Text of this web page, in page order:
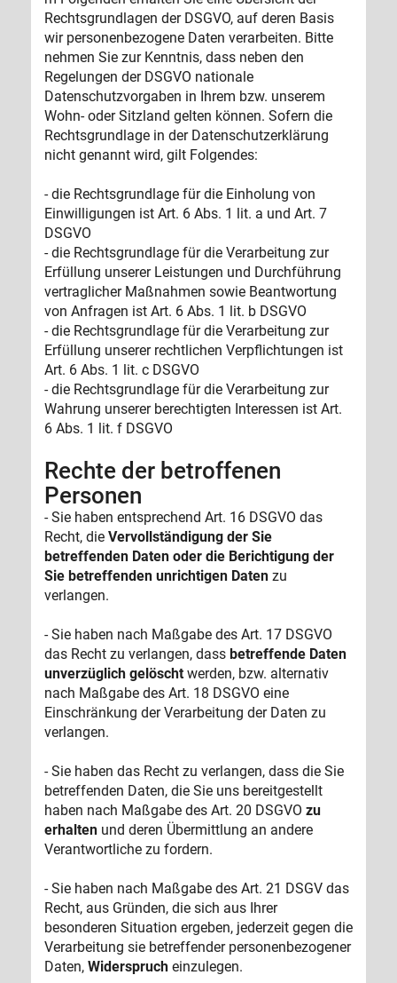
Rechtsgrundlagen der DSGVO, auf deren Basis
wir personenbezogene Daten verarbeiten. Bitte
nehmen Sie zur Kenntnis, dass neben den
Regelungen der DSGVO nationale
Datenschutzvorgaben in Ihrem bzw. unserem
Wohn- oder Sitzland gelten können. Sofern die
Rechtsgrundlage in der Datenschutzerklärung
nicht genannt wird, gilt Folgendes:
- die Rechtsgrundlage für die Einholung von
Einwilligungen ist Art. 6 Abs. 1 lit. a und Art. 7
DSGVO
- die Rechtsgrundlage für die Verarbeitung zur
Erfüllung unserer Leistungen und Durchführung
vertraglicher Maßnahmen sowie Beantwortung
von Anfragen ist Art. 6 Abs. 1 lit. b DSGVO
- die Rechtsgrundlage für die Verarbeitung zur
Erfüllung unserer rechtlichen Verpflichtungen ist
Art. 6 Abs. 1 lit. c DSGVO
- die Rechtsgrundlage für die Verarbeitung zur
Wahrung unserer berechtigten Interessen ist Art.
6 Abs. 1 lit. f DSGVO
Rechte der betroffenen
Personen
- Sie haben entsprechend Art. 16 DSGVO das
Recht, die Vervollständigung der Sie
betreffenden Daten oder die Berichtigung der
Sie betreffenden unrichtigen Daten zu
verlangen.
- Sie haben nach Maßgabe des Art. 17 DSGVO
das Recht zu verlangen, dass betreffende Daten
unverzüglich gelöscht werden, bzw. alternativ
nach Maßgabe des Art. 18 DSGVO eine
Einschränkung der Verarbeitung der Daten zu
verlangen.
- Sie haben das Recht zu verlangen, dass die Sie
betreffenden Daten, die Sie uns bereitgestellt
haben nach Maßgabe des Art. 20 DSGVO zu
erhalten und deren Übermittlung an andere
Verantwortliche zu fordern.
- Sie haben nach Maßgabe des Art. 21 DSGV das
Recht, aus Gründen, die sich aus Ihrer
besonderen Situation ergeben, jederzeit gegen die
Verarbeitung sie betreffender personenbezogener
Daten, Widerspruch einzulegen.